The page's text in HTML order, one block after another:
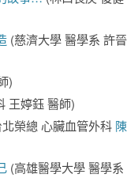
(慈濟大學 醫學系 許晉
)
王婷鈺 醫師)
北榮總 心臟血管外科 陳
(高雄醫學大學 醫學系